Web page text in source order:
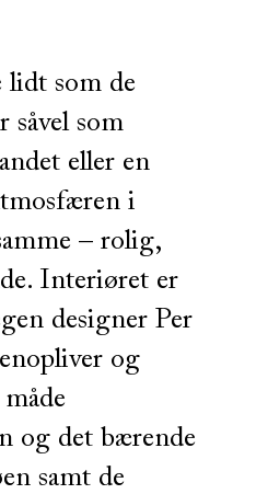
lidt som de
såvel som
eller en
i
– rolig,
Interiøret er
designer Per
og
og det bærende
samt de